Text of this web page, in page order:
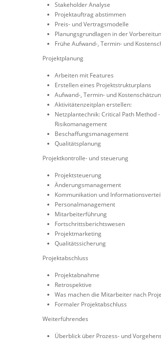
Stakeholder Analyse
Projektauftrag abstimmen
Preis- und Vertragsmodelle
Planungsgrundlagen in der
Frühe Aufwand-, Termin- und
Projektplanung
Arbeiten mit Features
Erstellen eines Projektstrukturplans
Aufwand-, Termin- und
Aktivitätenzeitplan erstellen:
Netzplantechnik: Critical Path Method
Risikomanagement
Beschaffungsmanagement
Qualitätsplanung
Projektkontrolle- und steuerung
Projektsteuerung
Änderungsmanagement
Kommunikation und
Personalmanagement
Mitarbeiterführung
Fortschrittsberichtswesen
Projektmarketing
Qualitätssicherung
Projektabschluss
Projektabnahme
Retrospektive
Was machen die Mitarbeiter nach
Formaler Projektabschluss
Weiterführendes
Überblick über Prozess- und